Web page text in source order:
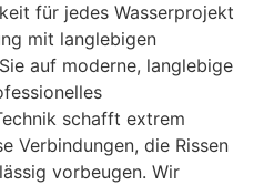
für jedes Wasserprojekt
mit langlebigen
auf moderne, langlebige
schafft extrem
Verbindungen, die Rissen
vorbeugen. Wir